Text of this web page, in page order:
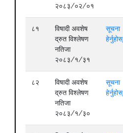
२०८३/०२/०१
८१
विषादी अवशेष
द्रुत विश्लेषण
नतिजा
२०८३/१/३१
सूचना
हेर्नुहोस्
८२
विषादी अवशेष
द्रुत विश्लेषण
नतिजा
२०८३/१/३०
सूचना
हेर्नुहोस्